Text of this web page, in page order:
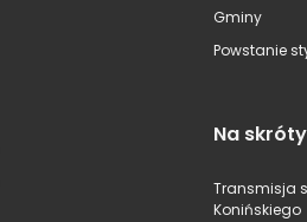
Gminy
Powstanie
Na skróty
Transmisja
Konińskiego